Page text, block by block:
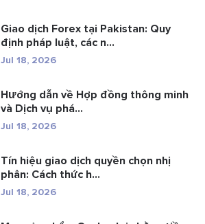
Giao dịch Forex tại Pakistan: Quy
định pháp luật, các n...
Jul 18, 2026
Hướng dẫn về Hợp đồng thông minh
và Dịch vụ phá...
Jul 18, 2026
Tín hiệu giao dịch quyền chọn nhị
phân: Cách thức h...
Jul 18, 2026